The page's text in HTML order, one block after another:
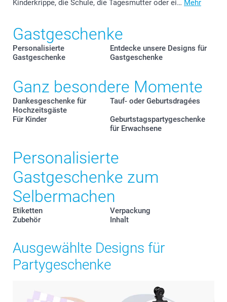
Kinderkrippe, die Schule, die Tagesmutter oder ei… Mehr
Gastgeschenke
Personalisierte
Gastgeschenke
Entdecke unsere Designs für
Gastgeschenke
Ganz besondere Momente
Dankesgeschenke für
Hochzeitsgäste
Tauf- oder Geburtsdragées
Für Kinder
Geburtstagspartygeschenke
für Erwachsene
Personalisierte
Gastgeschenke zum
Selbermachen
Etiketten
Verpackung
Zubehör
Inhalt
Ausgewählte Designs für
Partygeschenke